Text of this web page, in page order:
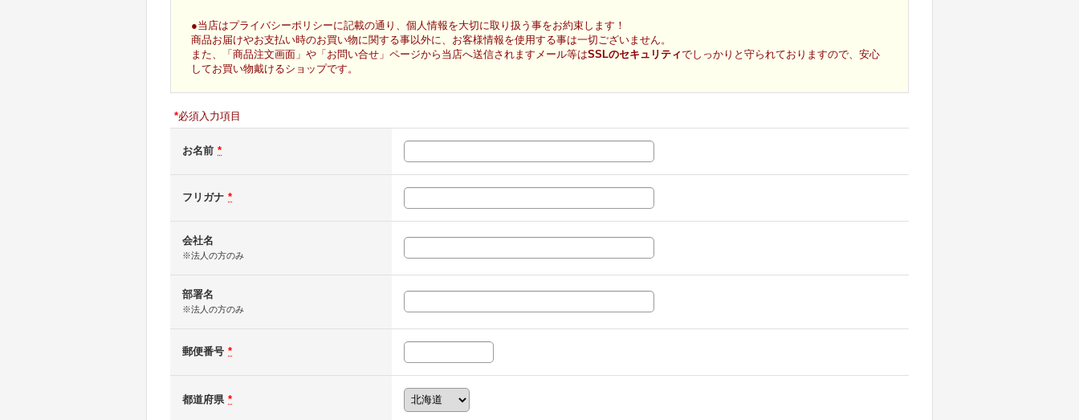
●当店はプライバシーポリシーに記載の通り、個人情報を大切に取り扱う事をお約束します！
商品お届けやお支払い時のお買い物に関する事以外に、お客様情報を使用する事は一切ございません。
また、「商品注文画面」や「お問い合せ」ページから当店へ送信されますメール等はSSLのセキュリティでしっかりと守られておりますので、安心
してお買い物戴けるショップです。
*必須入力項目
お名前 *
フリガナ *
会社名
※法人の方のみ
部署名
※法人の方のみ
郵便番号 *
都道府県 *